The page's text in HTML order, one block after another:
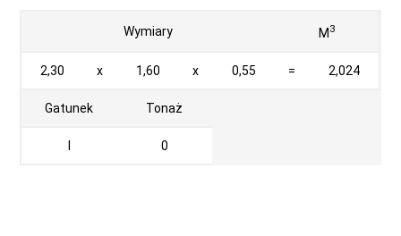
Wymiary M 3
2,30 x 1,60 x 0,55 = 2,024
Gatunek Tonaż
0